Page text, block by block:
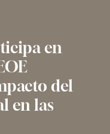
en
del
en las